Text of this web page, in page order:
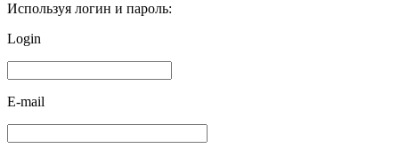
Используя логин и пароль:
Login
E-mail